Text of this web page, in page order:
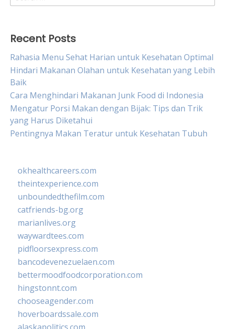
for:
Recent Posts
Rahasia Menu Sehat Harian untuk Kesehatan Optimal
Hindari Makanan Olahan untuk Kesehatan yang Lebih
Baik
Cara Menghindari Makanan Junk Food di Indonesia
Mengatur Porsi Makan dengan Bijak: Tips dan Trik
yang Harus Diketahui
Pentingnya Makan Teratur untuk Kesehatan Tubuh
okhealthcareers.com
theintexperience.com
unboundedthefilm.com
catfriends-bg.org
marianlives.org
waywardtees.com
pidfloorsexpress.com
bancodevenezuelaen.com
bettermoodfoodcorporation.com
hingstonnt.com
chooseagender.com
hoverboardssale.com